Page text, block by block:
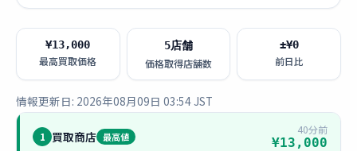
¥13,000
最高買取価格
5店舗
価格取得店舗数
±¥0
前日比
情報更新日: 2026年08月09日 03:54 JST
1 買取商店 最高値
40分前
¥13,000